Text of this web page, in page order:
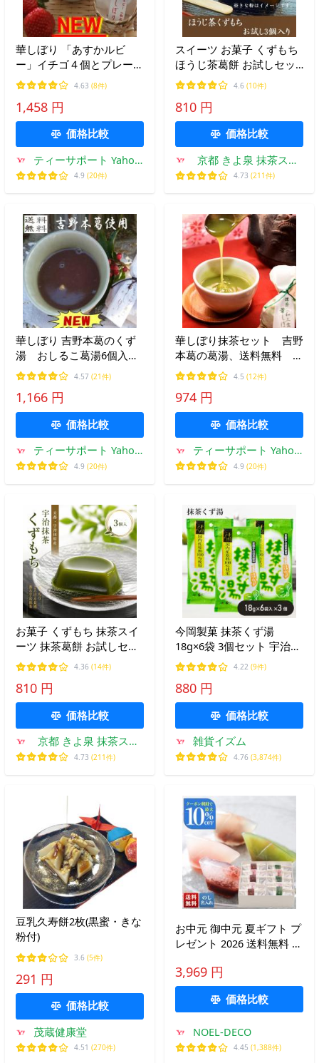
華しぼり 「あすかルビ
ー」イチゴ４個とプレー
ン・抹茶・おしるこ・生姜
各1個のお徳用８個セッ
ト 吉野本葛の葛湯 送料
無料
4.63 (8件)
1,458 円
価格比較
ティーサポート Yahoo!
店
4.9 (20件)
スイーツ お菓子 くずもち
ほうじ茶葛餅 お試しセッ
ト 3個入 葛餅 和菓子 ほう
じ茶葛餅 お取り寄せ お中
元 個包装 京都 高級 プレ
ゼント きよ泉 ポイント利
4.6 (10件)
810 円
価格比較
京都 きよ泉 抹茶スイ
ーツ・宇治茶
4.73 (211件)
華しぼり 吉野本葛のくず
湯 おしるこ葛湯6個入
り 送料無料
4.57 (21件)
1,166 円
価格比較
ティーサポート Yahoo!
店
4.9 (20件)
華しぼり抹茶セット 吉野
本葛の葛湯、送料無料 抹
茶５個
4.5 (12件)
974 円
価格比較
ティーサポート Yahoo!
店
4.9 (20件)
お菓子 くずもち 抹茶スイ
ーツ 抹茶葛餅 お試しセッ
ト 3個入り 和菓子 お取り
寄せ スイーツ 人気 お土産
お中元 個包装 プレゼント
京都 きよ泉 ポイント利用
4.36 (14件)
810 円
価格比較
京都 きよ泉 抹茶スイ
ーツ・宇治茶
4.73 (211件)
今岡製菓 抹茶くず湯
18g×6袋 3個セット 宇治抹
茶使用 本くず粉末飲料 抹
茶 葛湯ドリンク リラック
ス 甘さ控えめ 日本製
4.22 (9件)
880 円
価格比較
雑貨イズム
4.76 (3,874件)
豆乳久寿餅2枚(黒蜜・きな
粉付)
3.6 (5件)
291 円
価格比較
茂蔵健康堂
4.51 (270件)
お中元 御中元 夏ギフト プ
レゼント 2026 送料無料 の
とえにし葛餅詰合せ 吉野
葛使用の和菓子 ご贈答 手
土産 高級 木箱 SY-10
3,969 円
価格比較
NOEL-DECO
4.45 (1,388件)